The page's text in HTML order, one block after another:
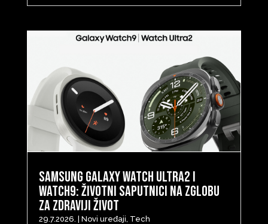
Samsung Galaxy Watch Ultra2 i
Watch9: životni saputnici na zglobu
za zdraviji život
29.7.2026. | Novi uređaji Tech